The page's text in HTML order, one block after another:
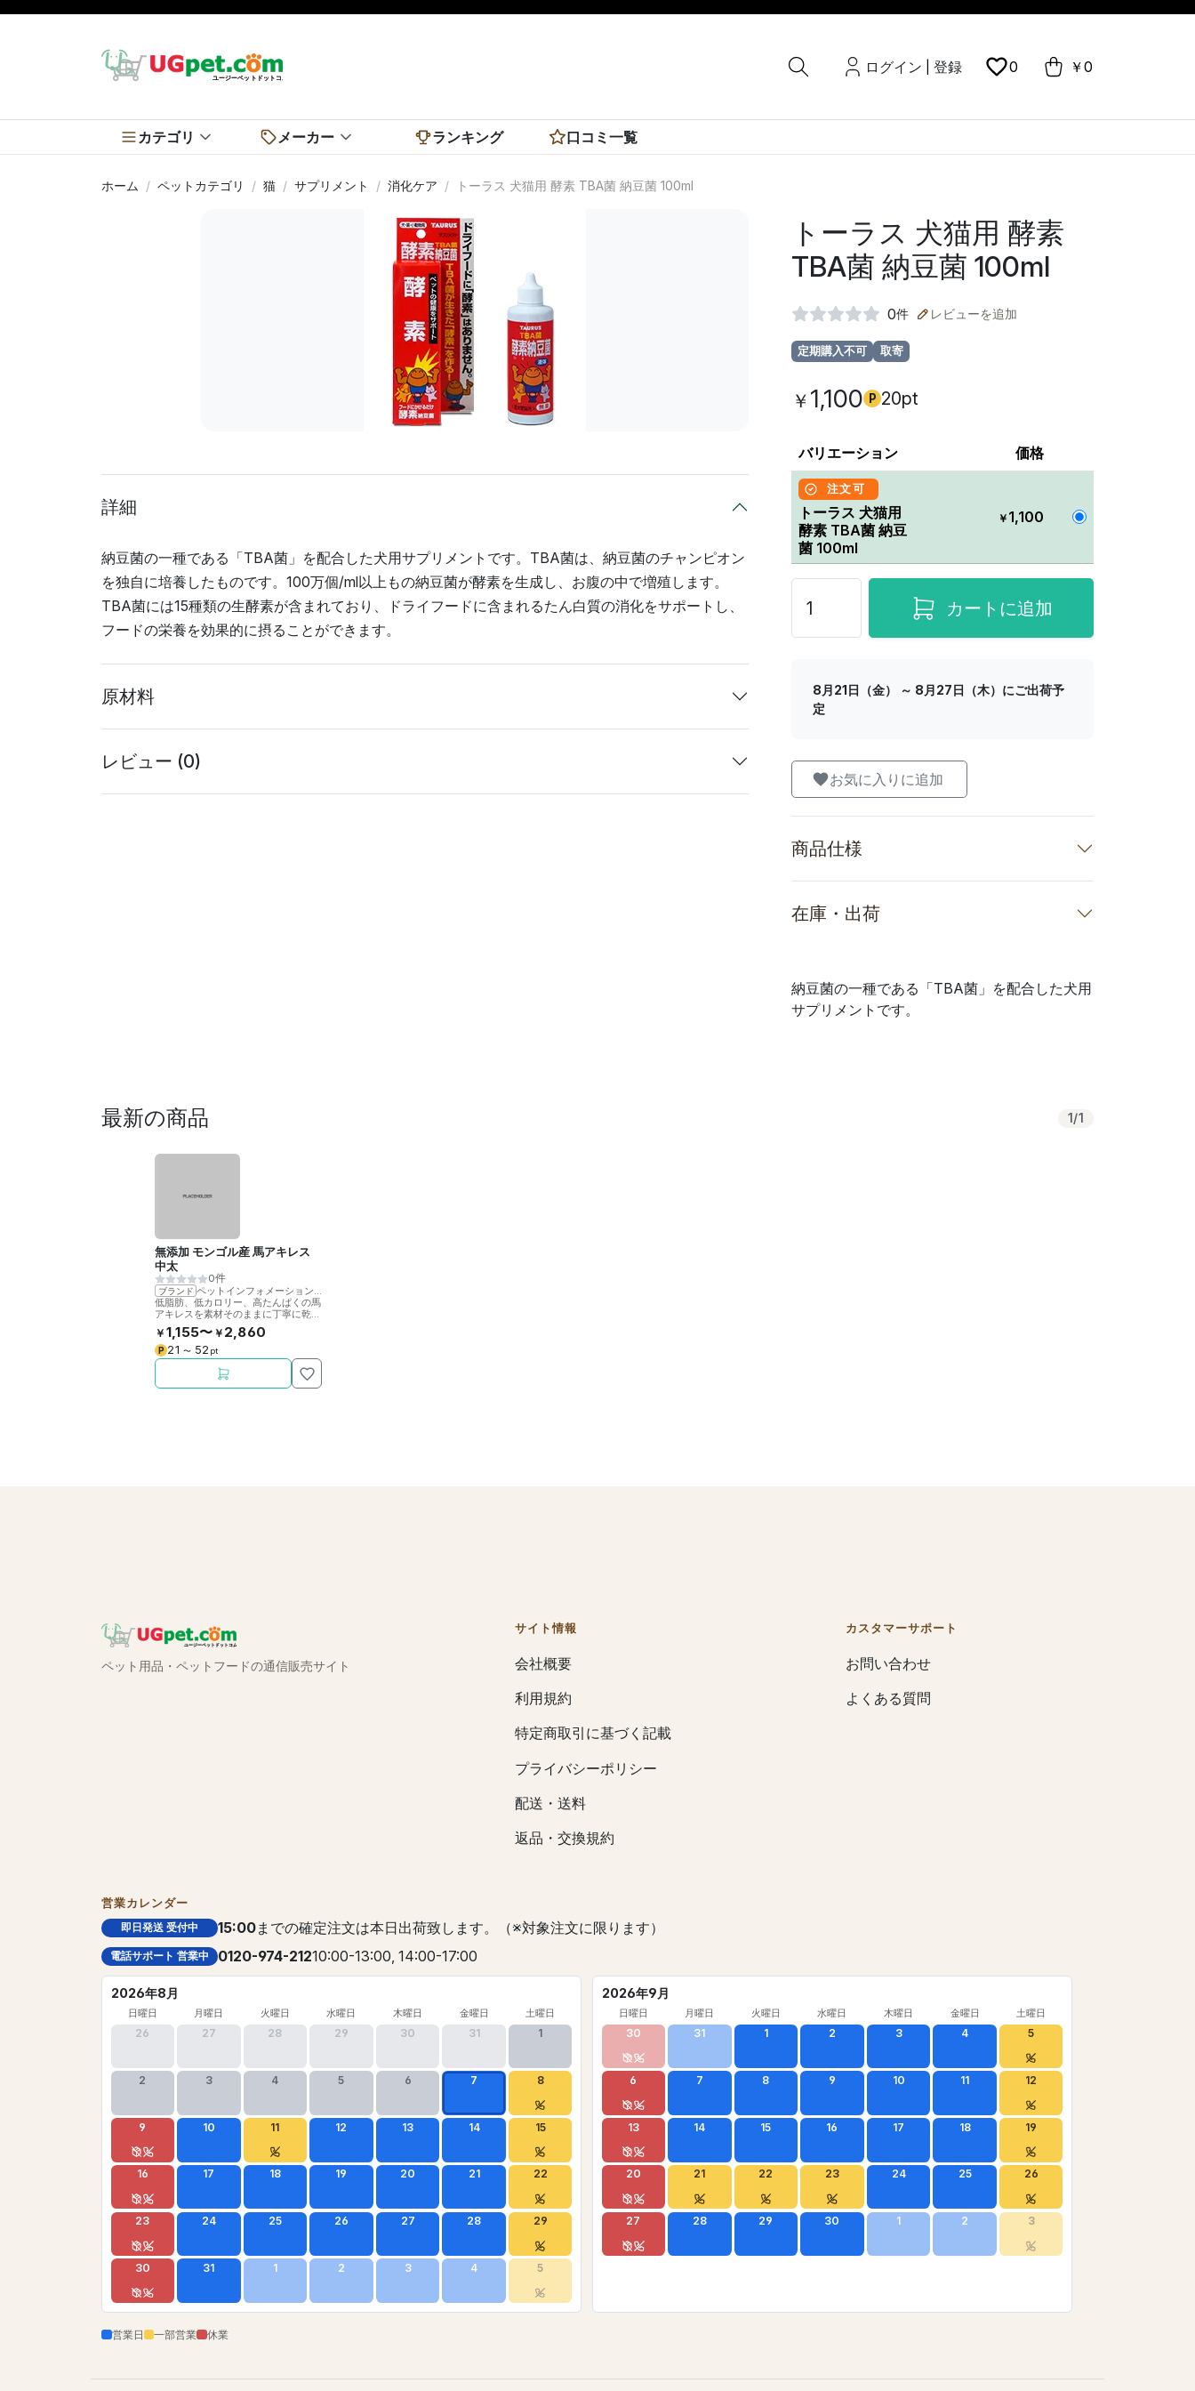
ログイン 登録 0 ￥0
カテゴリ メーカー ランキング 口コミ一覧
ホーム ペットカテゴリ 猫 サプリメント 消化ケア トーラス 犬猫用 酵素 TBA菌 納豆菌 100ml
トーラス 犬猫用 酵素
TBA菌 納豆菌 100ml
0件 レビューを追加
定期購入不可 取寄
￥ 1,100 P 20pt
バリエーション 価格
注文可
トーラス 犬猫用
酵素 TBA菌 納豆
菌 100ml
￥ 1,100
カートに追加
8月21日（金） ～ 8月27日（木）にご出荷予
定
お気に入りに追加
商品仕様
在庫・出荷
納豆菌の一種である「TBA菌」を配合した犬用
サプリメントです。
詳細
納豆菌の一種である「TBA菌」を配合した犬用サプリメントです。TBA菌は、納豆菌のチャンピオン
を独自に培養したものです。100万個/ml以上もの納豆菌が酵素を生成し、お腹の中で増殖します。
TBA菌には15種類の生酵素が含まれており、ドライフードに含まれるたん白質の消化をサポートし、
フードの栄養を効果的に摂ることができます。
原材料
レビュー (0)
最新の商品 1/1
無添加 モンゴル産 馬アキレス
中太
0件
ブランド
ペットインフォメーションラック
低脂肪、低カロリー、高たんぱくの馬
アキレスを素材そのままに丁寧に乾燥
させました。噛むことで歯の健康をサ
ポート。
￥ 1,155〜 ￥ 2,860
P 21 〜 52 pt
ペット用品・ペットフードの通信販売サイト
サイト情報
会社概要
利用規約
特定商取引に基づく記載
プライバシーポリシー
配送・送料
返品・交換規約
カスタマーサポート
お問い合わせ
よくある質問
営業カレンダー
即日発送 受付中 15:00までの確定注文は本日出荷致します。（※対象注文に限ります）
電話サポート 営業中 0120-974-21210:00-13:00, 14:00-17:00
2026年8月
日曜日 月曜日 火曜日 水曜日 木曜日 金曜日 土曜日
26 27 28 29 30 31 1
2 3 4 5 6 7 8
9 10 11 12 13 14 15
16 17 18 19 20 21 22
23 24 25 26 27 28 29
30 31 1 2 3 4 5
2026年9月
日曜日 月曜日 火曜日 水曜日 木曜日 金曜日 土曜日
30 31 1 2 3 4 5
6 7 8 9 10 11 12
13 14 15 16 17 18 19
20 21 22 23 24 25 26
27 28 29 30 1 2 3
営業日 一部営業 休業